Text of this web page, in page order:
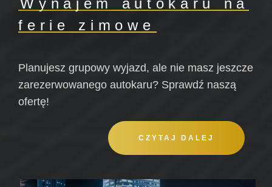
Wynajem autokaru na
ferie zimowe
Planujesz grupowy wyjazd, ale nie masz jeszcze
zarezerwowanego autokaru? Sprawdź naszą
ofertę!
CZYTAJ DALEJ